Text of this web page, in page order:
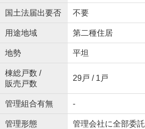
国土法届出要否 不要
用途地域 第二種住居
地勢 平坦
棟総戸数 /
販売戸数
29戸 / 1戸
管理組合有無 -
管理形態 管理会社に全部委託